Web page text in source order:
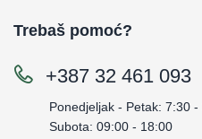
Trebaš pomoć?
+387 32 461 093
Ponedjeljak - Petak: 7:30 -
Subota: 09:00 - 18:00